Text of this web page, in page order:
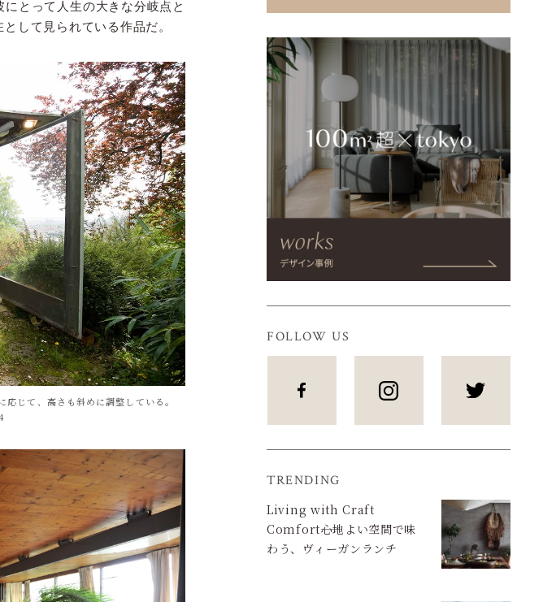
とって人生の大きな分岐点と
して見られている作品だ。
じて、高さも斜めに調整している。
FOLLOW US
TRENDING
Living with Craft
Comfort――心地よい空間で味
わう、ヴィーガンランチ